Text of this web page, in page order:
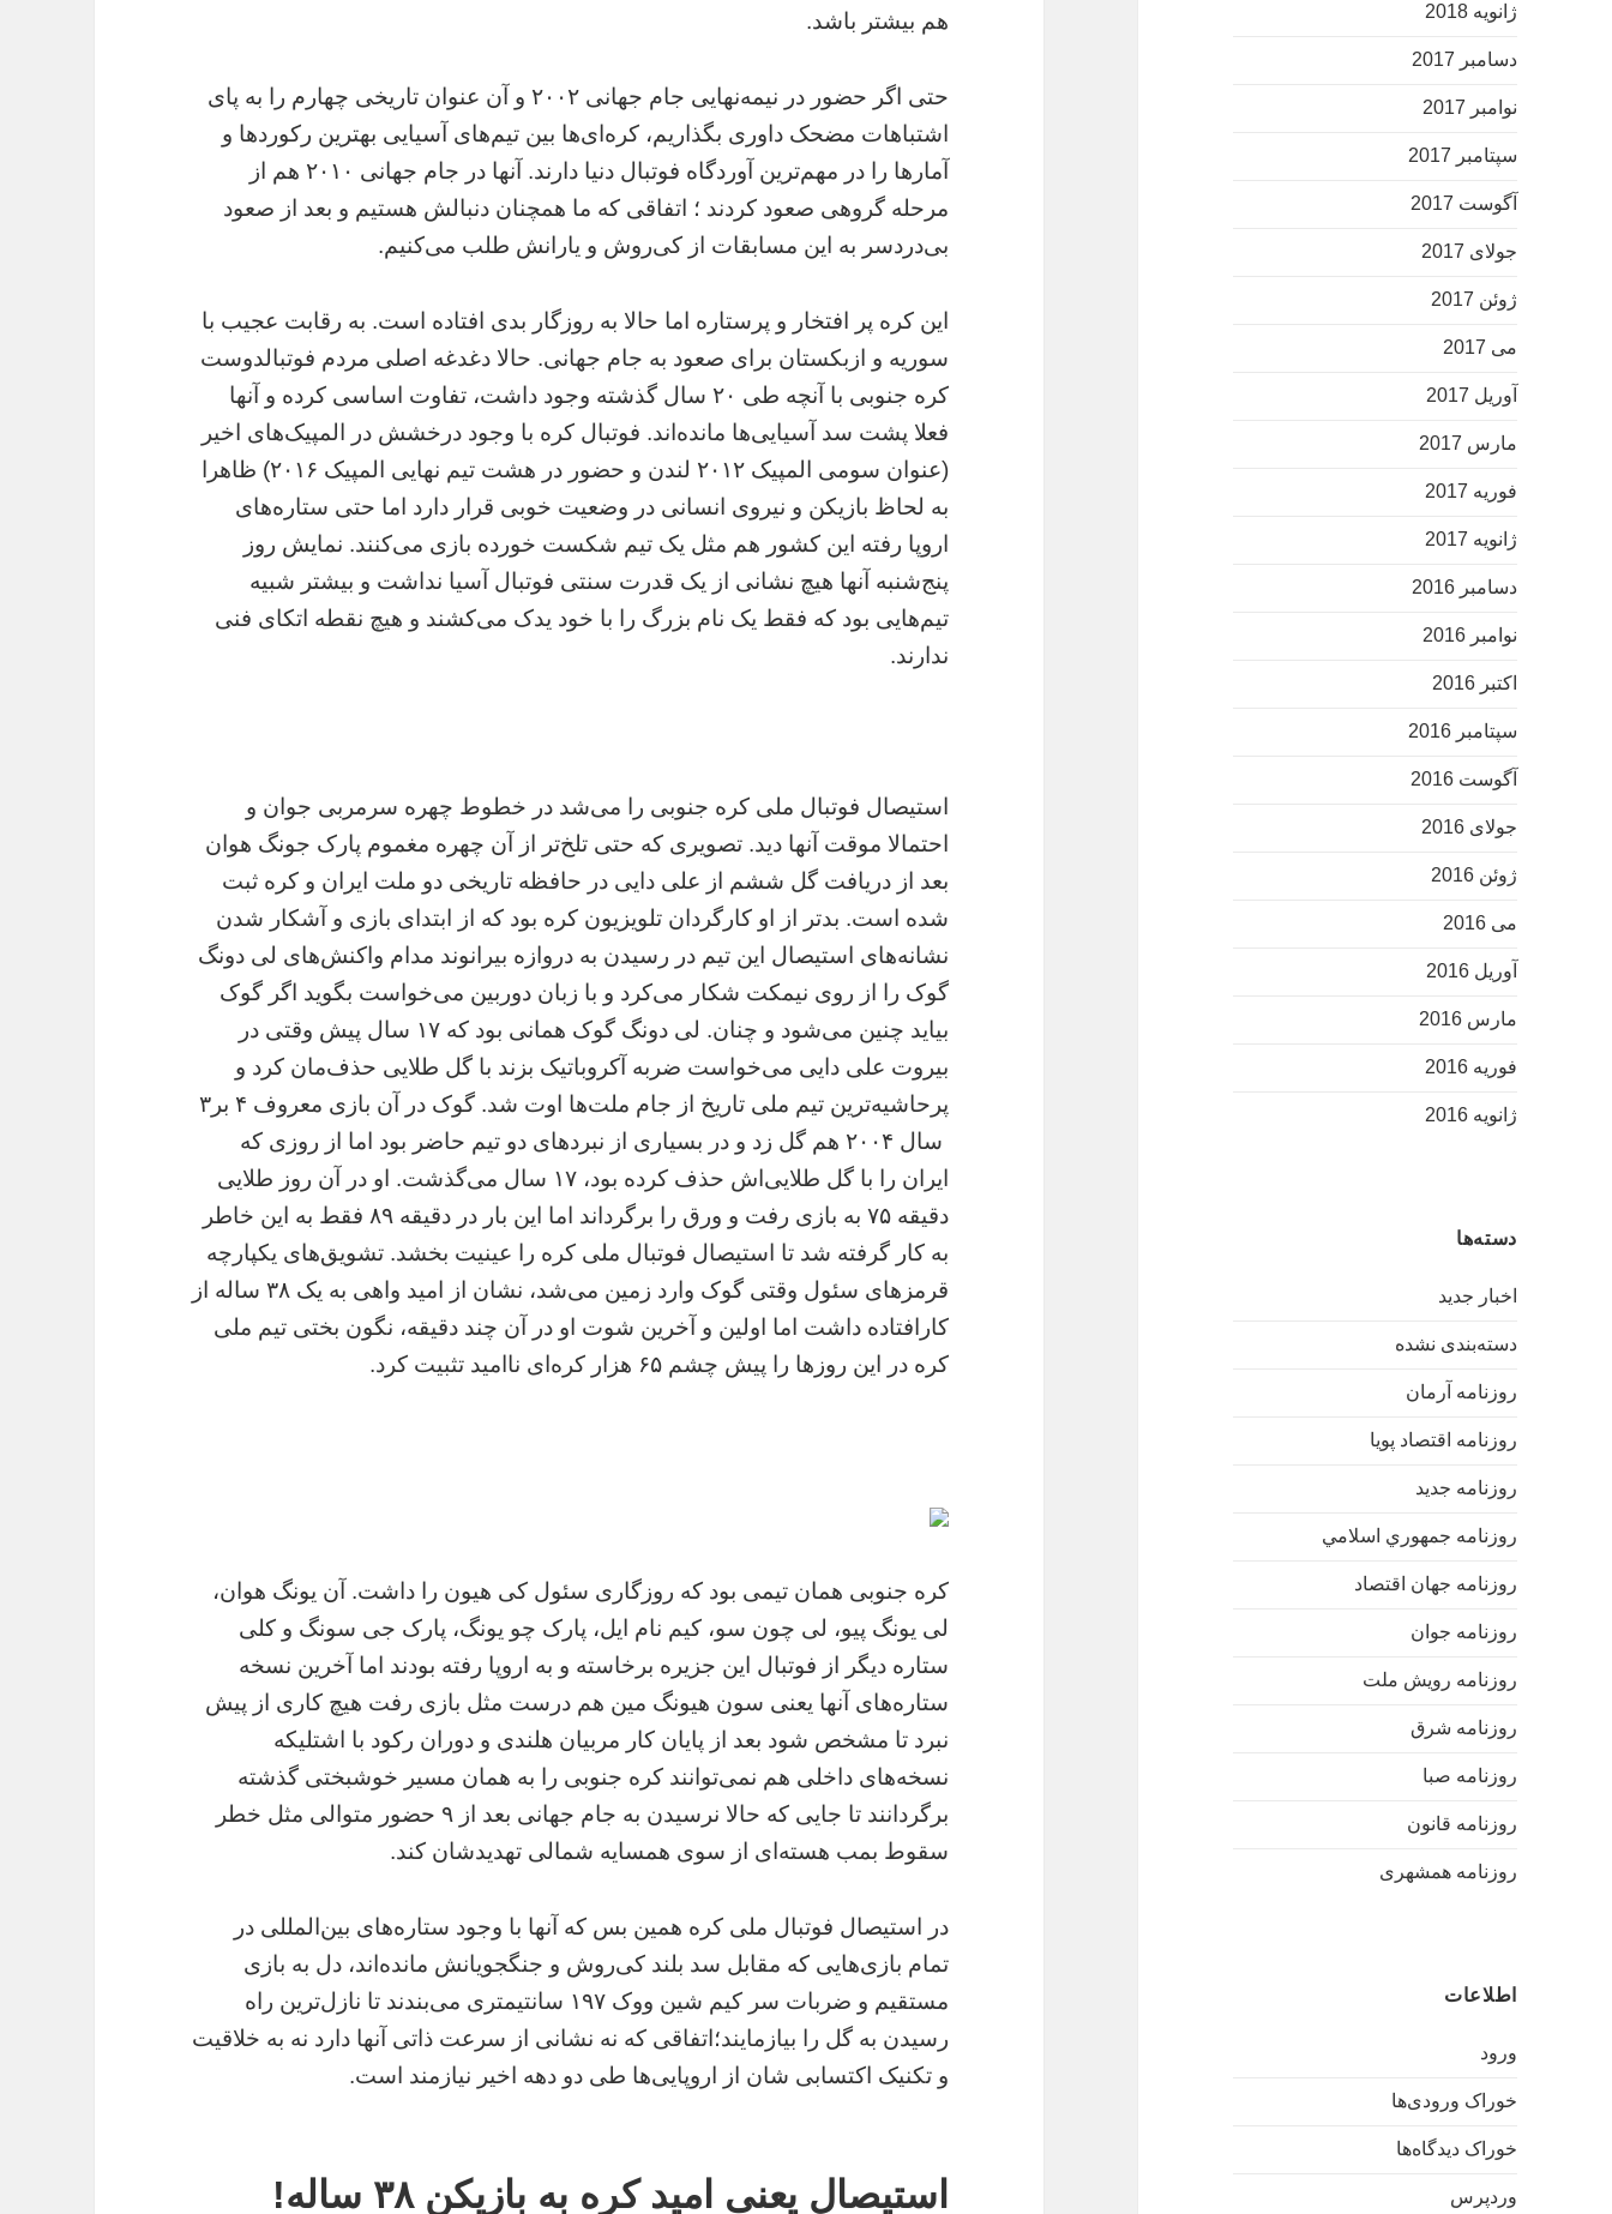
ژانویه 2018
دسامبر 2017
نوامبر 2017
سپتامبر 2017
آگوست 2017
جولای 2017
ژوئن 2017
می 2017
آوریل 2017
مارس 2017
فوریه 2017
ژانویه 2017
دسامبر 2016
نوامبر 2016
اکتبر 2016
سپتامبر 2016
آگوست 2016
جولای 2016
ژوئن 2016
می 2016
آوریل 2016
مارس 2016
فوریه 2016
ژانویه 2016
دسته‌ها
اخبار جدید
دسته‌بندی نشده
روزنامه آرمان
روزنامه اقتصاد پویا
روزنامه جدید
روزنامه جمهوري اسلامي
روزنامه جهان اقتصاد
روزنامه جوان
روزنامه رویش ملت
روزنامه شرق
روزنامه صبا
روزنامه قانون
روزنامه همشهری
اطلاعات
ورود
خوراک ورودی‌ها
خوراک دیدگاه‌ها
وردپرس
هم بیشتر باشد.
حتی اگر حضور در نیمه‌نهایی جام جهانی ۲۰۰۲ و آن عنوان تاریخی چهارم را به پای
اشتباهات مضحک داوری بگذاریم، کره‌ای‌ها بین تیم‌های آسیایی بهترین رکوردها و
آمارها را در مهم‌ترین آوردگاه فوتبال دنیا دارند. آنها در جام جهانی ۲۰۱۰ هم از
مرحله گروهی صعود کردند ؛ اتفاقی که ما همچنان دنبالش هستیم و بعد از صعود
بی‌دردسر به این مسابقات از کی‌روش و یارانش طلب می‌کنیم.
این کره پر افتخار و پرستاره اما حالا به روزگار بدی افتاده است. به رقابت عجیب با
سوریه و ازبکستان برای صعود به جام جهانی. حالا دغدغه اصلی مردم فوتبالدوست
کره جنوبی با آنچه طی ۲۰ سال گذشته وجود داشت، تفاوت اساسی کرده و آنها
فعلا پشت سد آسیایی‌ها مانده‌اند. فوتبال کره با وجود درخشش در المپیک‌های اخیر
(عنوان سومی المپیک ۲۰۱۲ لندن و حضور در هشت تیم نهایی المپیک ۲۰۱۶) ظاهرا
به لحاظ بازیکن و نیروی انسانی در وضعیت خوبی قرار دارد اما حتی ستاره‌های
اروپا رفته این کشور هم مثل یک تیم شکست خورده بازی می‌کنند. نمایش روز
پنج‌شنبه آنها هیچ نشانی از یک قدرت سنتی فوتبال آسیا نداشت و بیشتر شبیه
تیم‌هایی بود که فقط یک نام بزرگ را با خود یدک می‌کشند و هیچ نقطه اتکای فنی
ندارند.
استیصال فوتبال ملی کره جنوبی را می‌شد در خطوط چهره سرمربی جوان و
احتمالا موقت آنها دید. تصویری که حتی تلخ‌تر از آن چهره مغموم پارک جونگ هوان
بعد از دریافت گل ششم از علی دایی در حافظه تاریخی دو ملت ایران و کره ثبت
شده است. بدتر از او کارگردان تلویزیون کره بود که از ابتدای بازی و آشکار شدن
نشانه‌های استیصال این تیم در رسیدن به دروازه بیرانوند مدام واکنش‌های لی دونگ
گوک را از روی نیمکت شکار می‌کرد و با زبان دوربین می‌خواست بگوید اگر گوک
بیاید چنین می‌شود و چنان. لی دونگ گوک همانی بود که ۱۷ سال پیش وقتی در
بیروت علی دایی می‌خواست ضربه آکروباتیک بزند با گل طلایی حذف‌مان کرد و
پرحاشیه‌ترین تیم ملی تاریخ از جام ملت‌ها اوت شد. گوک در آن بازی معروف ۴ بر۳
سال ۲۰۰۴ هم گل زد و در بسیاری از نبردهای دو تیم حاضر بود اما از روزی که
ایران را با گل طلایی‌اش حذف کرده بود، ۱۷ سال می‌گذشت. او در آن روز طلایی
دقیقه ۷۵ به بازی رفت و ورق را برگرداند اما این بار در دقیقه ۸۹ فقط به این خاطر
به کار گرفته شد تا استیصال فوتبال ملی کره را عینیت بخشد. تشویق‌های یکپارچه
قرمزهای سئول وقتی گوک وارد زمین می‌شد، نشان از امید واهی به یک ۳۸ ساله از
کارافتاده داشت اما اولین و آخرین شوت او در آن چند دقیقه، نگون بختی تیم ملی
کره در این روزها را پیش چشم ۶۵ هزار کره‌ای ناامید تثبیت کرد.
کره جنوبی همان تیمی بود که روزگاری سئول کی هیون را داشت. آن یونگ هوان،
لی یونگ پیو، لی چون سو، کیم نام ایل، پارک چو یونگ، پارک جی سونگ و کلی
ستاره دیگر از فوتبال این جزیره برخاسته و به اروپا رفته بودند اما آخرین نسخه
ستاره‌های آنها یعنی سون هیونگ مین هم درست مثل بازی رفت هیچ کاری از پیش
نبرد تا مشخص شود بعد از پایان کار مربیان هلندی و دوران رکود با اشتلیکه
نسخه‌های داخلی هم نمی‌توانند کره جنوبی را به همان مسیر خوشبختی گذشته
برگردانند تا جایی که حالا نرسیدن به جام جهانی بعد از ۹ حضور متوالی مثل خطر
سقوط بمب هسته‌ای از سوی همسایه شمالی تهدیدشان کند.
در استیصال فوتبال ملی کره همین بس که آنها با وجود ستاره‌های بین‌المللی در
تمام بازی‌هایی که مقابل سد بلند کی‌روش و جنگجویانش مانده‌اند، دل به بازی
مستقیم و ضربات سر کیم شین ووک ۱۹۷ سانتیمتری می‌بندند تا نازل‌ترین راه
رسیدن به گل را بیازمایند؛اتفاقی که نه نشانی از سرعت ذاتی آنها دارد نه به خلاقیت
و تکنیک اکتسابی شان از اروپایی‌ها طی دو دهه اخیر نیازمند است.
استیصال یعنی امید کره به بازیکن ۳۸ ساله!